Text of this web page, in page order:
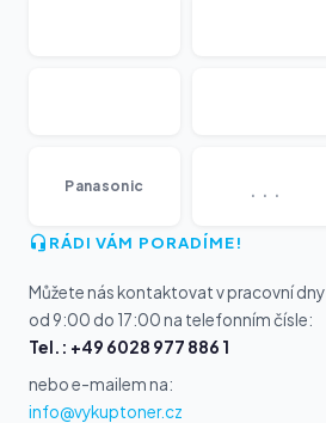
Panasonic ...
RÁDI VÁM PORADÍME!
Můžete nás kontaktovat v pracovní dny
od 9:00 do 17:00 na telefonním čísle:
Tel.: +49 6028 977 886 1
nebo e-mailem na:
info@vykuptoner.cz